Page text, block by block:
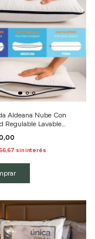
Aldeana Nube Con
Regulable Lavable
sin interés